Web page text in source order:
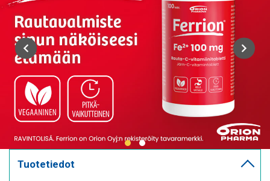
Tuotetiedot